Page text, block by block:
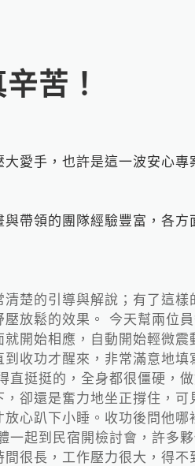
苦！
愛手，也許是這一波安心專
帶領的團隊經驗豐富，各方
楚的引導與解說；有了這樣
放鬆的效果。 今天幫兩位
開始相應，自動開始輕微震
收功才醒來，非常滿意地填
挺挺的，全身都很僵硬，
卻還是奮力地坐正撐住，可
心趴下小睡。收功後問他哪
起到民宿開檢討會，許多
很長，工作壓力很大，得不